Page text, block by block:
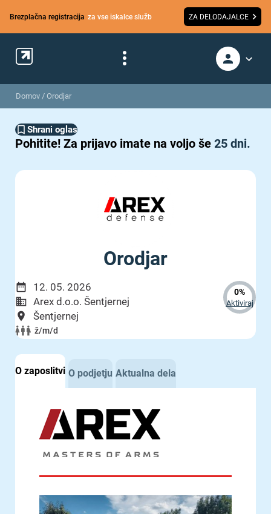
Brezplačna registracija za vse iskalce služb ZA DELODAJALCE
Domov / Orodjar
Shrani oglas
Pohitite! Za prijavo imate na voljo še 25 dni.
Orodjar
12. 05. 2026
Arex d.o.o. Šentjernej
Šentjernej
ž/m/d
0%
Aktiviraj
O zaposlitvi O podjetju Aktualna dela